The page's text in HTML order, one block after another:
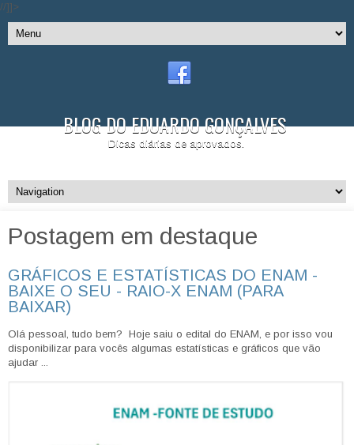
//]]>
BLOG DO EDUARDO GONÇALVES
Dicas diárias de aprovados.
Postagem em destaque
GRÁFICOS E ESTATÍSTICAS DO ENAM -
BAIXE O SEU - RAIO-X ENAM (PARA
BAIXAR)
Olá pessoal, tudo bem? Hoje saiu o edital do ENAM, e por isso vou
disponibilizar para vocês algumas estatísticas e gráficos que vão
ajudar ...